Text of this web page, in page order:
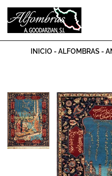
INICIO - ALFOMBRAS -